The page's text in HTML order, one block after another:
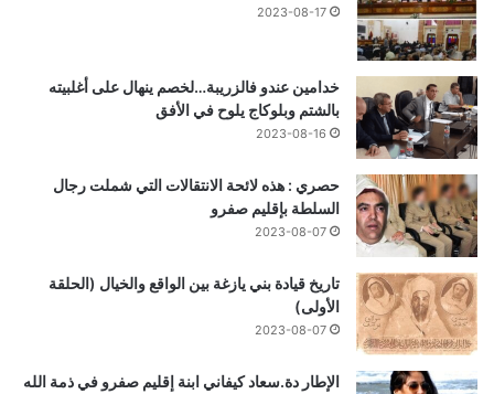
2023-08-17
خدامين عندو فالزريبة…لخصم ينهال على أغلبيته
بالشتم وبلوكاج يلوح في الأفق
2023-08-16
حصري : هذه لائحة الانتقالات التي شملت رجال
السلطة بإقليم صفرو
2023-08-07
تاريخ قيادة بني يازغة بين الواقع والخيال (الحلقة
الأولى)
2023-08-07
الإطار دة.سعاد كيفاني ابنة إقليم صفرو في ذمة الله